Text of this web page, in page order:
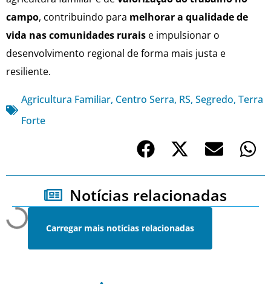
campo, contribuindo para melhorar a qualidade de
vida nas comunidades rurais e impulsionar o
desenvolvimento regional de forma mais justa e
resiliente.
Agricultura Familiar, Centro Serra, RS, Segredo, Terra
Forte
Notícias relacionadas
Carregar mais notícias relacionadas